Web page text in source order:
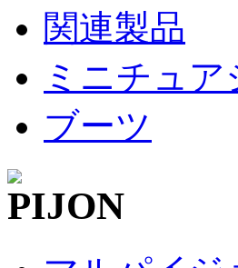
関連製品
ミニチュア
ブーツ